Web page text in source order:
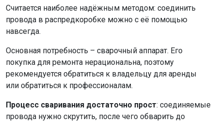
Считается наиболее надёжным методом: соединить
провода в распредкоробке можно с её помощью
навсегда.
Основная потребность – сварочный аппарат. Его
покупка для ремонта нерациональна, поэтому
рекомендуется обратиться к владельцу для аренды
или обратиться к профессионалам.
Процесс сваривания достаточно прост: соединяемые
провода нужно скрутить, после чего обварить до